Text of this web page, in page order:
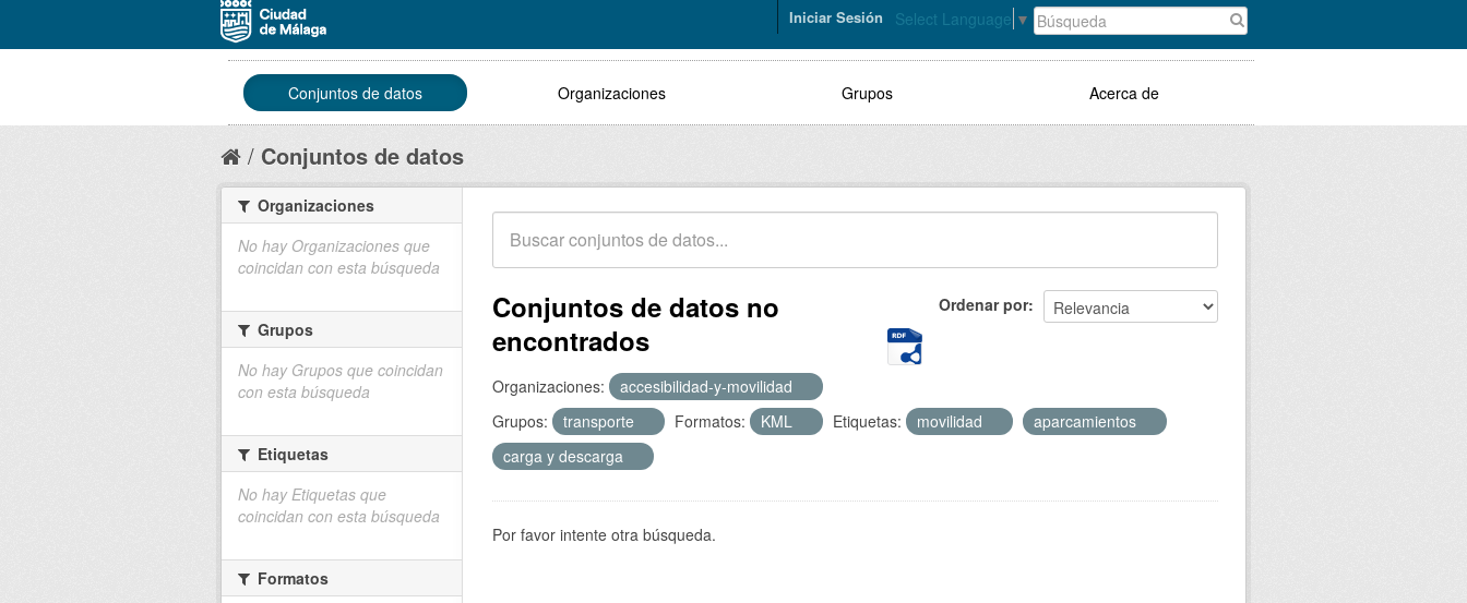
Select Language ▼
Iniciar Sesión
Conjuntos de datos Organizaciones Grupos Acerca de
Conjuntos de datos
Ordenar por
Conjuntos de datos no
encontrados
Organizaciones:
accesibilidad-y-movilidad
Grupos:
transporte Formatos: KML Etiquetas: movilidad
aparcamientos
carga y descarga
Por favor intente otra búsqueda.
Organizaciones
No hay Organizaciones que
coincidan con esta búsqueda
Grupos
No hay Grupos que coincidan
con esta búsqueda
Etiquetas
No hay Etiquetas que
coincidan con esta búsqueda
Formatos